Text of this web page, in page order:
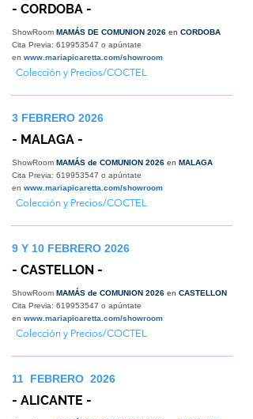
- CORDOBA -
ShowRoom MAMÁS DE COMUNION 2026 en CORDOBA
Cita Previa: 619953547 o apúntate
en www.mariapicaretta.com/showroom
Colección y Precios/COCTEL
3 FEBRERO 2026
- MALAGA -
ShowRoom MAMÁS de COMUNION 2026 en MALAGA
Cita Previa: 619953547 o apúntate
en www.mariapicaretta.com/showroom
Colección y Precios/COCTEL
9 Y 10 FEBRERO 2026
- CASTELLON -
ShowRoom MAMÁS de COMUNION 2026 en CASTELLON
Cita Previa: 619953547 o apúntate
en www.mariapicaretta.com/showroom
Colección y Precios/COCTEL
11 FEBRERO 2026
- ALICANTE -